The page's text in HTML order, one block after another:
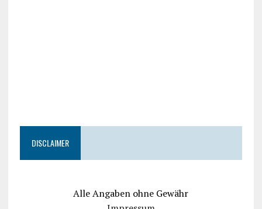
DISCLAIMER
Alle Angaben ohne Gewähr